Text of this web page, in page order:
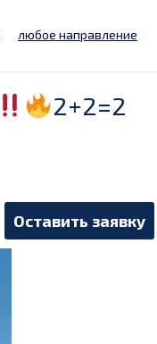
любое направление
2+2=2
Оставить заявку